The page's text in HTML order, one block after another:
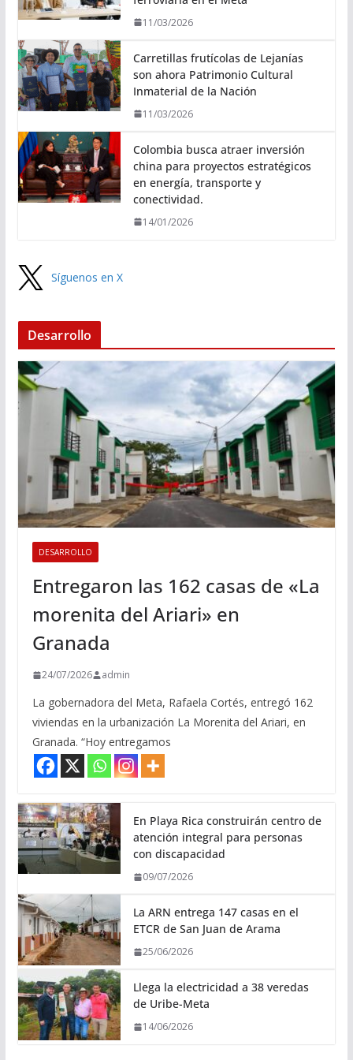
11/03/2026
Carretillas frutícolas de Lejanías
son ahora Patrimonio Cultural
Inmaterial de la Nación
11/03/2026
Colombia busca atraer inversión
china para proyectos estratégicos
en energía, transporte y
conectividad.
14/01/2026
Síguenos en X
Desarrollo
DESARROLLO
Entregaron las 162 casas de «La
morenita del Ariari» en
Granada
24/07/2026 admin
La gobernadora del Meta, Rafaela Cortés, entregó 162
viviendas en la urbanización La Morenita del Ariari, en
Granada. “Hoy entregamos
En Playa Rica construirán centro de
atención integral para personas
con discapacidad
09/07/2026
La ARN entrega 147 casas en el
ETCR de San Juan de Arama
25/06/2026
Llega la electricidad a 38 veredas
de Uribe-Meta
14/06/2026